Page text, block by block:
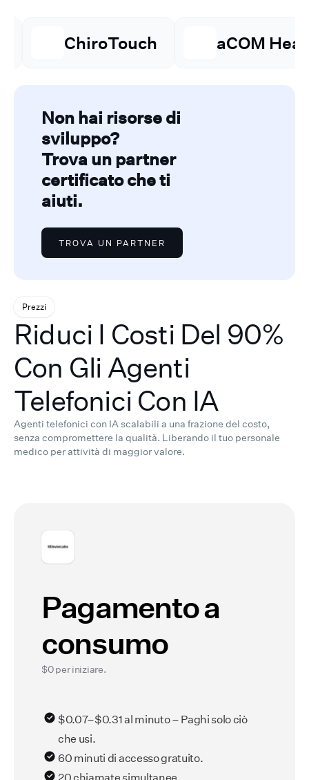
ChiroTouch aCOM Health
Non hai risorse di
sviluppo?
Trova un partner
certificato che ti
aiuti.
TROVA UN PARTNER
Prezzi
Riduci I Costi Del 90%
Con Gli Agenti
Telefonici Con IA
Agenti telefonici con IA scalabili a una frazione del costo,
senza compromettere la qualità. Liberando il tuo personale
medico per attività di maggior valore.
Pagamento a
consumo
$0 per iniziare.
$0.07–$0.31 al minuto – Paghi solo ciò
che usi.
60 minuti di accesso gratuito.
20 chiamate simultanee.